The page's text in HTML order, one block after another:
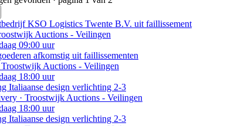
KSO Logistics Twente B.V. uit faillissement
Auctions - Veilingen
09:00 uur
afkomstig uit faillissementen
Troostwijk Auctions - Veilingen
18:00 uur
Italiaanse design verlichting 2-3
· Troostwijk Auctions - Veilingen
18:00 uur
Italiaanse design verlichting 2-3